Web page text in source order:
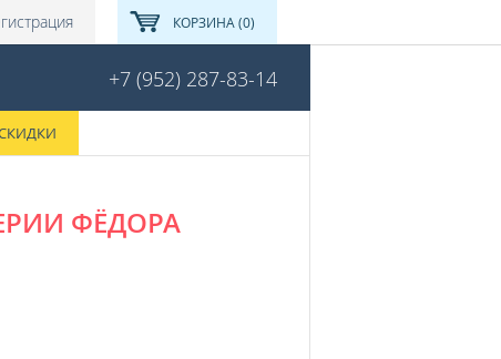
КОРЗИНА (0)
+7 (952) 287-83-14
ФЁДОРА